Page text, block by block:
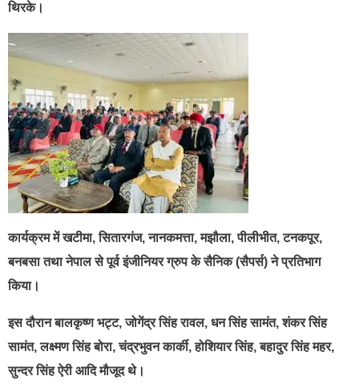
थिरके।
कार्यक्रम में खटीमा, सितारगंज, नानकमत्ता, मझौला, पीलीभीत, टनकपूर,
बनबसा तथा नेपाल से पूर्व इंजीनियर ग्रुप के सैनिक (सैपर्स) ने प्रतिभाग
किया।
इस दौरान बालकृष्ण भट्ट, जोगेंद्र सिंह रावल, धन सिंह सामंत, शंकर सिंह
सामंत, लक्ष्मण सिंह बोरा, चंद्रभुवन कार्की, होशियार सिंह, बहादुर सिंह महर,
सुन्दर सिंह ऐरी आदि मौजूद थे।